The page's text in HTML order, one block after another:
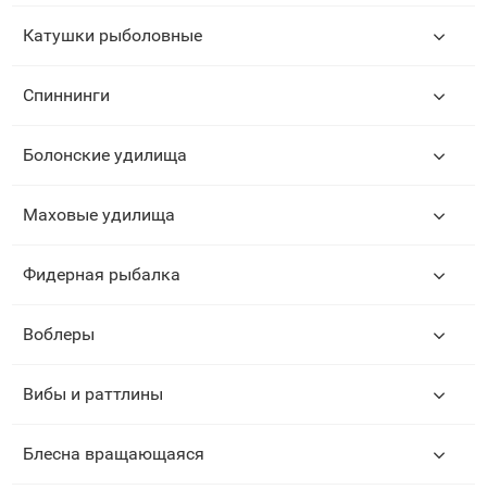
Катушки рыболовные
Спиннинги
Болонские удилища
Маховые удилища
Фидерная рыбалка
Воблеры
Вибы и раттлины
Блесна вращающаяся